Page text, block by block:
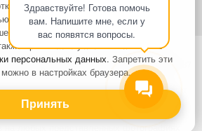
Здравствуйте! Готова помочь
вам. Напишите мне, если у
вас появятся вопросы.
информационный характер и не является
определяется положениями статьи 437
РФ. Информация о характеристиках и
на сайте, условия доставки может
порядке. Информация по ценам,
к моменту оформления заказа.
на любых представленных фотографиях
cookie-файлов и пользовательских
Яндекс.Метрика, необходимых для
качества работы сайта и сервиса
принимаете условияПолитики в
персональных данных. Запретить эти
в настройках браузера.
Принять